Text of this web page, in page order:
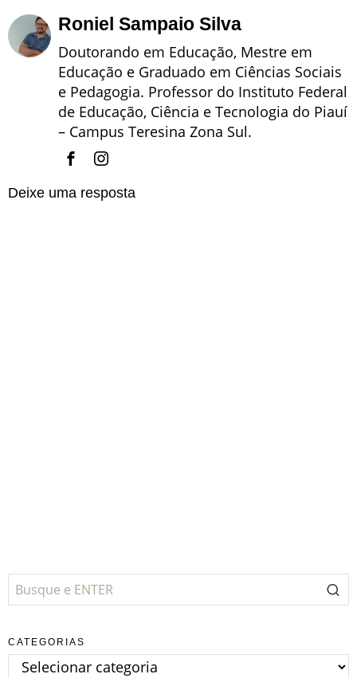
Roniel Sampaio Silva
Doutorando em Educação, Mestre em
Educação e Graduado em Ciências Sociais
e Pedagogia. Professor do Instituto Federal
de Educação, Ciência e Tecnologia do Piauí
– Campus Teresina Zona Sul.
Deixe uma resposta
CATEGORIAS
Categorias